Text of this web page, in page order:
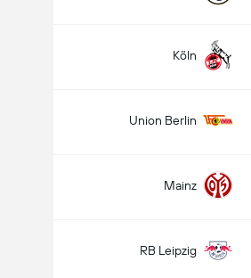
Köln
Union Berlin
Mainz
RB Leipzig